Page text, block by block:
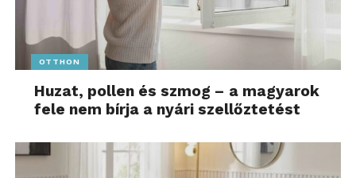
OTTHON
Huzat, pollen és szmog – a magyarok
fele nem bírja a nyári szellőztetést